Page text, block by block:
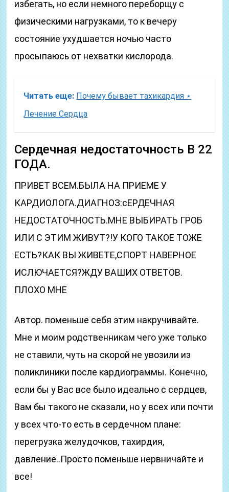
избегать, но если немного переборщу с
физическими нагрузками, то к вечеру
состояние ухудшается ночью часто
просыпаюсь от нехватки кислорода.
Читать еще: Почему бывает тахикардия ⋆
Лечение Сердца
Сердечная недостаточность В 22
ГОДА.
ПРИВЕТ ВСЕМ.БЫЛА НА ПРИЕМЕ У
КАРДИОЛОГА.ДИАГНОЗ:сЕРДЕЧНАЯ
НЕДОСТАТОЧНОСТЬ.МНЕ ВЫБИРАТЬ ГРОБ
ИЛИ С ЭТИМ ЖИВУТ?!У КОГО ТАКОЕ ТОЖЕ
ЕСТЬ?КАК ВЫ ЖИВЕТЕ,СПОРТ НАВЕРНОЕ
ИСЛЮЧАЕТСЯ?ЖДУ ВАШИХ ОТВЕТОВ.
ПЛОХО МНЕ
Автор. поменьше себя этим накручивайте.
Мне и моим родственникам чего уже только
не ставили, чуть на скорой не увозили из
поликлиники после кардиограммы. Конечно,
если бы у Вас все было идеально с сердцев,
Вам бы такого не сказали, но у всех или почти
у всех что-то есть в сердечном плане:
перегрузка желудочков, тахирдия,
давление..Просто поменьше нервничайте и
все!